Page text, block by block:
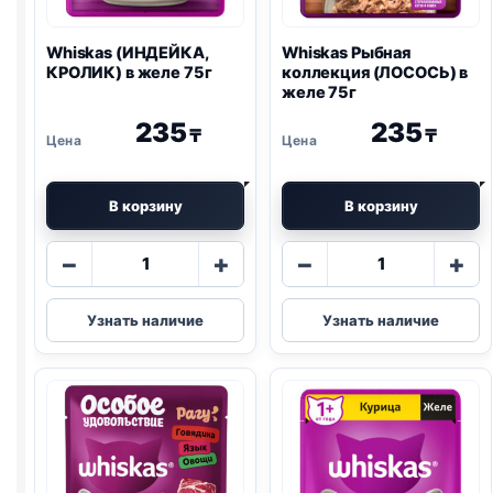
Whiskas (ИНДЕЙКА,
КРОЛИК) в желе 75г
235₸
В корзину
−
Количество
Whiskas
(ИНДЕЙКА,
КРОЛИК)
в
желе
75г
+
Узнать наличие
Whiskas Рыбная
коллекция (ЛОСОСЬ) в
желе 75г
235₸
В корзину
−
Количество
Whiskas
Рыбная
коллекция
в
желе
75г
+
Узнать наличие